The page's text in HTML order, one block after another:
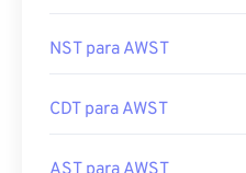
NST para AWST
CDT para AWST